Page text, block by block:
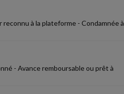
à la plateforme - Condamnée à
- Avance remboursable ou prêt à